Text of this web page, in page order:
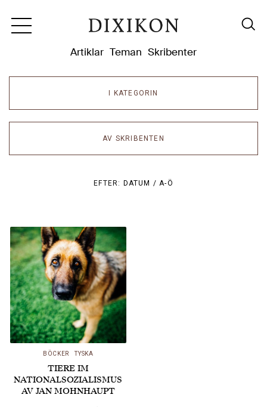
Artiklar Teman Skribenter
I KATEGORIN
AV SKRIBENTEN
EFTER: DATUM /A-Ö
BÖCKER TYSKA
TIERE IM
NATIONALSOZIALISMUS
AV JAN MOHNHAUPT